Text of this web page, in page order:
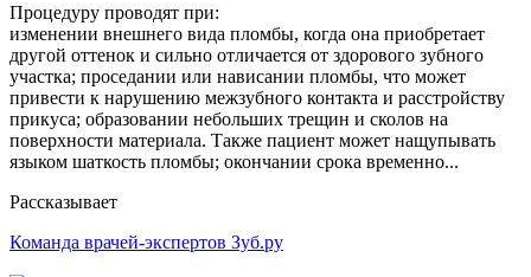
Процедуру проводят при:
изменении внешнего вида пломбы, когда она приобретает
другой оттенок и сильно отличается от здорового зубного
участка; проседании или нависании пломбы, что может
привести к нарушению межзубного контакта и расстройству
прикуса; образовании небольших трещин и сколов на
поверхности материала. Также пациент может нащупывать
языком шаткость пломбы; окончании срока временно...
Рассказывает
Команда врачей-экспертов Зуб.ру